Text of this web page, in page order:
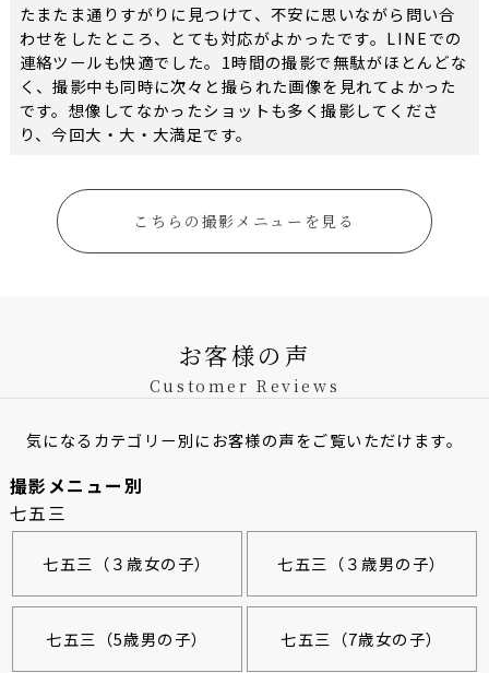
たまたま通りすがりに見つけて、不安に思いながら問い合
わせをしたところ、とても対応がよかったです。LINEでの
連絡ツールも快適でした。1時間の撮影で無駄がほとんどな
く、撮影中も同時に次々と撮られた画像を見れてよかった
です。想像してなかったショットも多く撮影してくださ
り、今回大・大・大満足です。
こちらの撮影メニューを見る
お客様の声
Customer Reviews
気になるカテゴリー別にお客様の声をご覧いただけます。
撮影メニュー別
七五三
七五三（３歳女の子） 七五三（３歳男の子）
七五三（5歳男の子） 七五三（7歳女の子）